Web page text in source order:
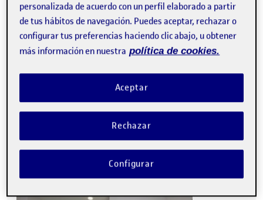
personalizada de acuerdo con un perfil elaborado a partir
de tus hábitos de navegación. Puedes aceptar, rechazar o
configurar tus preferencias haciendo clic abajo, u obtener
más información en nuestra política de cookies.
Rechazar
Aceptar
Configurar